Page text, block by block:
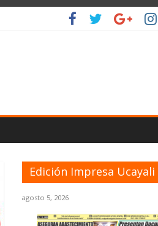
Edición Impresa Ucayali
agosto 5, 2026